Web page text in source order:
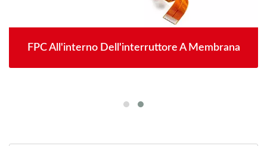
FPC All'interno Dell'interruttore A Membrana